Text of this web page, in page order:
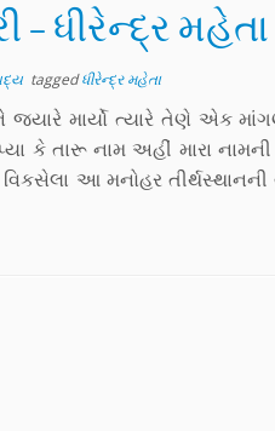
– ધીરેન્દ્ર મહેતા
taggedધીરેન્દ્ર મહેતા
જ્યારે માર્યો ત્યારે તેણે એક
કે તારૂ નામ અહીં મારા
આ મનોહર